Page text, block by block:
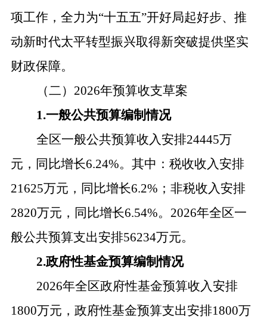
项工作，全力为“十五五”开好局起好步、推
动新时代太平转型振兴取得新突破提供坚实
财政保障。
（二） 2026年预算收支草案
1.一般公共预算编制情况
全区一般公共预算收入安排24445万
元，同比增长6.24%。其中：税收收入安排
21625万元，同比增长6.2%；非税收入安排
2820万元，同比增长6.54%。2026年全区一
般公共预算支出安排56234万元。
2.政府性基金预算编制情况
2026年全区政府性基金预算收入安排
1800万元，政府性基金预算支出安排1800万